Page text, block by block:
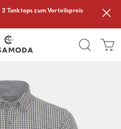
2 Tanktops zum Vorteilspreis